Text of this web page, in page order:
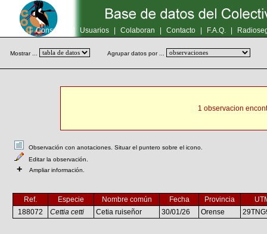
Inicio | Consultas Usuarios Colaboran Contacto F.A.Q.
Mostrar ... Agrupar datos por ...
1 observacion
Observación con anotaciones. Situar el puntero sobre el icono.
Editar la observación.
+ Ampliar información.
Ref. Especie Nombre común Fecha Provincia
188072
Cettia cetti Cetia ruiseñor 30/01/26 Orense